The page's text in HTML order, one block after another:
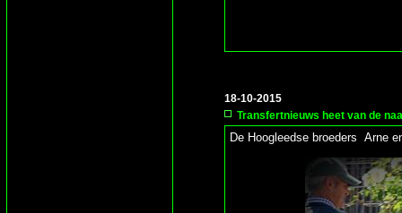
18-10-2015
Transfertnieuws heet van de
De Hoogleedse broeders Arne